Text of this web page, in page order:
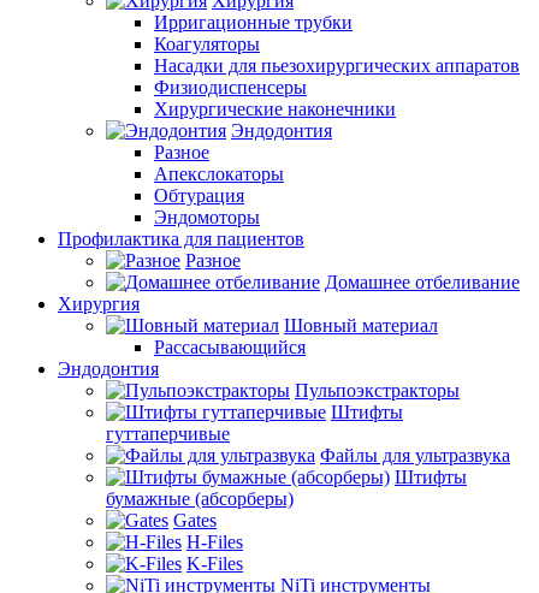
Ирригационные трубки
Коагуляторы
Насадки для пьезохирургических аппаратов
Физиодиспенсеры
Хирургические наконечники
Эндодонтия
Разное
Апекслокаторы
Обтурация
Эндомоторы
Профилактика для пациентов
Разное
Домашнее отбеливание
Хирургия
Шовный материал
Рассасывающийся
Эндодонтия
Пульпоэкстракторы
Штифты
гуттаперчивые
Файлы для ультразвука
Штифты
бумажные (абсорберы)
Gates
H-Files
K-Files
NiTi инструменты